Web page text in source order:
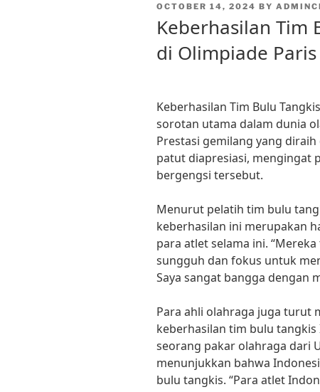
POSTED
OCTOBER 14, 2024 BY
Keberhasilan Tim
di Olimpiade Paris
Keberhasilan Tim Bulu
sorotan utama dalam dunia
Prestasi gemilang yang
patut diapresiasi, mengingat
bergengsi tersebut.
Menurut pelatih tim bulu
keberhasilan ini merupakan
para atlet selama ini.
sungguh dan fokus untuk
Saya sangat bangga dengan
Para ahli olahraga juga turut
keberhasilan tim bulu
seorang pakar olahraga dari
menunjukkan bahwa
bulu tangkis. “Para atlet